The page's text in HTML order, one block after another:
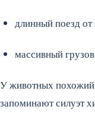
длинный поезд от
массивный
У животных
запоминают силуэт